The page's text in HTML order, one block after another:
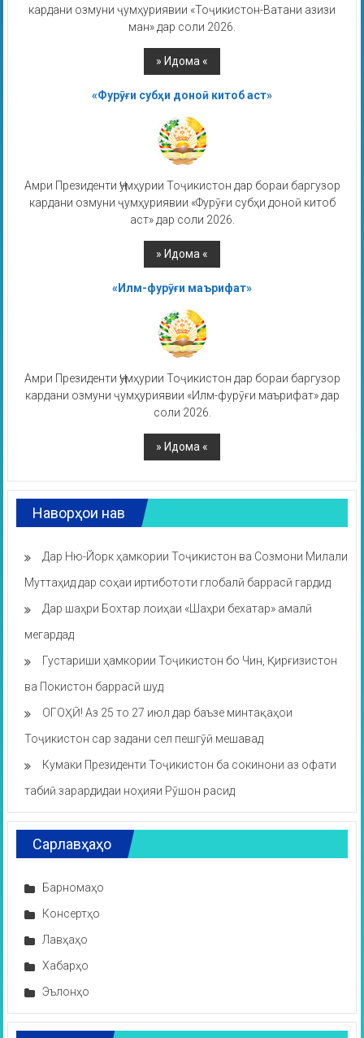
кардани озмуни ҷумҳуриявии «Тоҷикистон-Ватани азизи
ман» дар соли 2026.
«Фурӯғи субҳи доноӣ китоб аст»
Амри Президенти Ҷумҳурии Тоҷикистон дар бораи баргузор
кардани озмуни ҷумҳуриявии «Фурӯғи субҳи доноӣ китоб
аст» дар соли 2026.
«Илм-фурӯғи маърифат»
Амри Президенти Ҷумҳурии Тоҷикистон дар бораи баргузор
кардани озмуни ҷумҳуриявии «Илм-фурӯғи маърифат» дар
соли 2026.
Наворҳои нав
Дар Ню-Йорк ҳамкории Тоҷикистон ва Созмони Милали
Муттаҳид дар соҳаи иртибототи глобалӣ баррасӣ гардид
Дар шаҳри Бохтар лоиҳаи «Шаҳри бехатар» амалӣ
мегардад
Густариши ҳамкории Тоҷикистон бо Чин, Қирғизистон
ва Покистон баррасӣ шуд
ОГОҲӢ! Аз 25 то 27 июл дар баъзе минтақаҳои
Тоҷикистон сар задани сел пешгӯӣ мешавад
Кумаки Президенти Тоҷикистон ба сокинони аз офати
табиӣ зарардидаи ноҳияи Рӯшон расид
Сарлавҳаҳо
Барномаҳо
Консертҳо
Лавҳаҳо
Хабарҳо
Эълонҳо